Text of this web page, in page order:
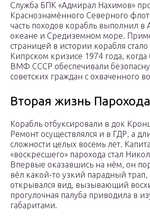
Служба БПК «Адмирал Нахимов»
Краснознамённого Северного
часть походов корабль выполнил в
океане и Средиземном море.
страницей в истории корабля стало
Кипрском кризисе 1974 года,
ВМФ СССР обеспечивали
советских граждан с охваченного
Вторая жизнь Парохода
Корабль отбуксировали в док
Ремонт осуществлялся и в ГДР, а
сложности целых восемь лет.
«воскресшего» парохода стал
Впервые оказавшись на нём, он
вёл какой-то узкий парадный
открывался вид, вызывающий
прогулочная палуба приводила в
габаритами.